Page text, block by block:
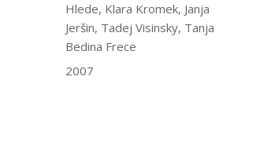
Hlede, Klara Kromek, Janja
Jeršin, Tadej Visinsky, Tanja
Bedina Frece
2007